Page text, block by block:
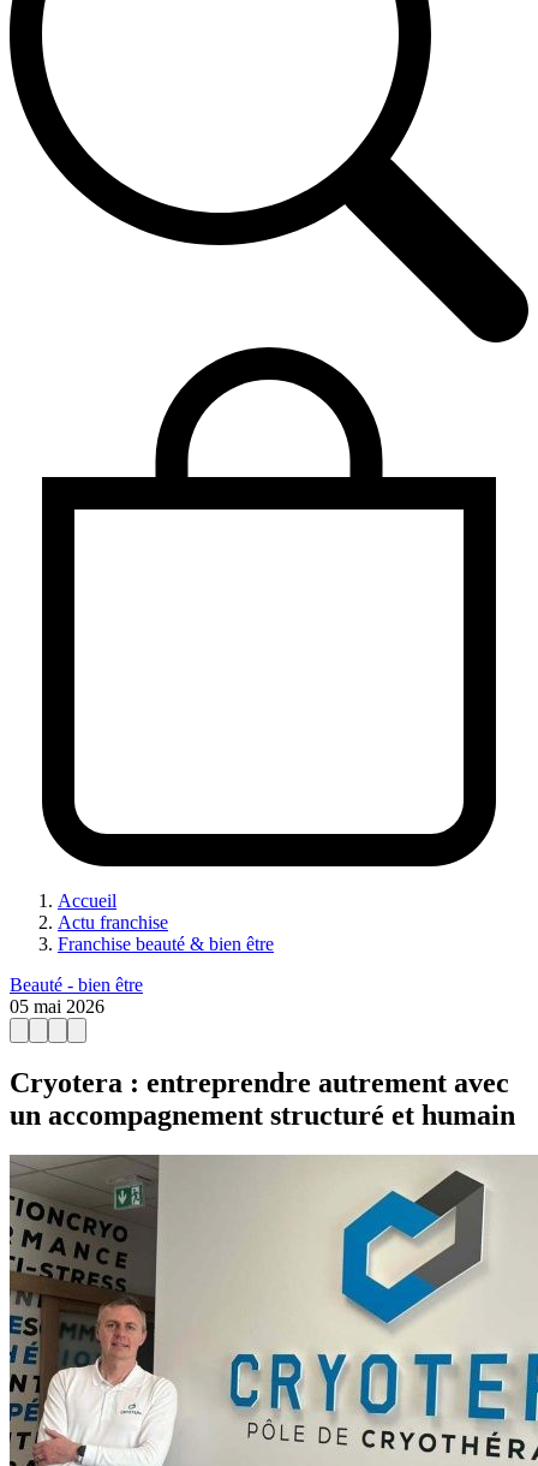
Accueil
Actu franchise
Franchise beauté & bien être
Beauté - bien être
05 mai 2026
Cryotera : entreprendre autrement avec
un accompagnement structuré et humain